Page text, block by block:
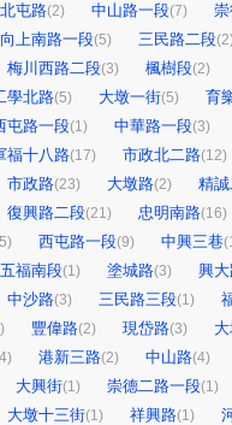
北屯路(2) 中山路一段(7)
向上南路一段(5) 三民路二段
梅川西路二段(3) 楓樹段(2)
學北路(5) 大墩一街(5)
育
屯路一段(1) 中華路一段(3)
福十八路(17) 市政北二路(12)
市政路(23) 大墩路(2)
精
復興路二段(21) 忠明南路(16)
西屯路一段(9) 中興三巷
五福南段(1) 塗城路(3)
興
中沙路(3) 三民路三段(1)
豐偉路(2) 現岱路(3)
港新三路(2) 中山路(4)
大興街(1) 崇德二路一段(1)
大墩十三街(1) 祥興路(1)